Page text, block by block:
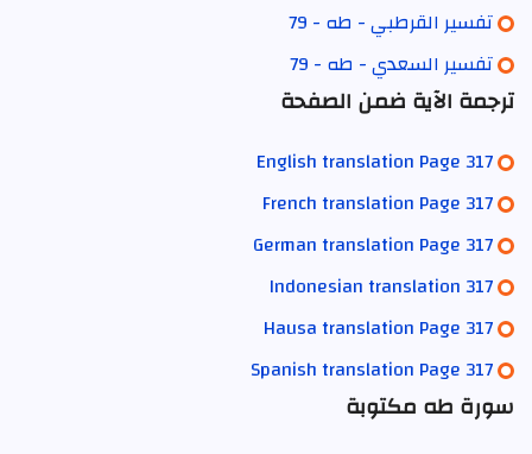
تفسير القرطبي - طه - 79
تفسير السعدي - طه - 79
ترجمة الآية ضمن الصفحة
English translation Page 317
French translation Page 317
German translation Page 317
Indonesian translation 317
Hausa translation Page 317
Spanish translation Page 317
سورة طه مكتوبة